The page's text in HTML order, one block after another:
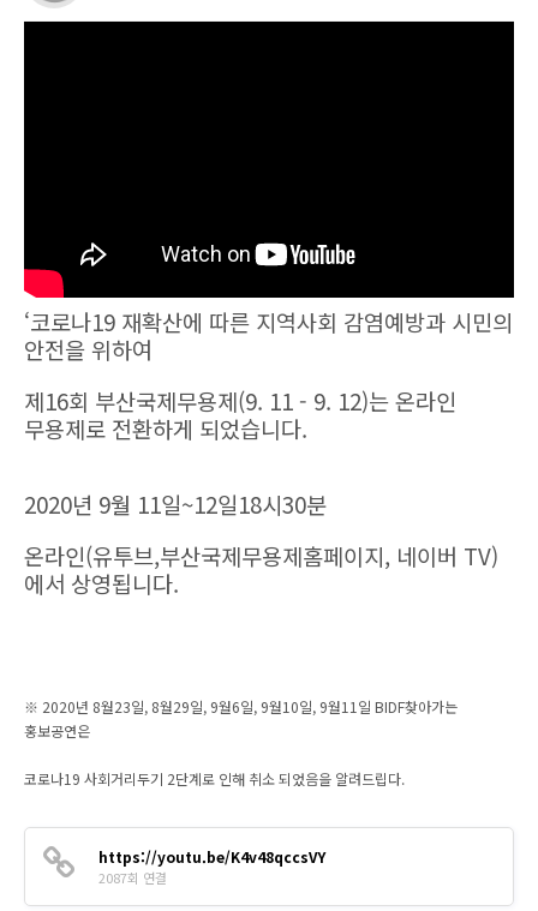
‘코로나19 재확산에 따른 지역사회 감염예방과 시민의
안전을 위하여
제16회 부산국제무용제(9. 11 - 9. 12)는 온라인
무용제로 전환하게 되었습니다.
2020년 9월 11일~12일18시30분
온라인(유투브,부산국제무용제홈페이지, 네이버 TV)
에서 상영됩니다.
※ 2020년 8월23일, 8월29일, 9월6일, 9월10일, 9월11일 BIDF찾아가는
홍보공연은
코로나19 사회거리두기 2단계로 인해 취소 되었음을 알려드립다.
https://youtu.be/K4v48qccsVY
2087회 연결